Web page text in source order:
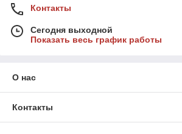
Контакты
Сегодня выходной
Показать весь график работы
О нас
Контакты